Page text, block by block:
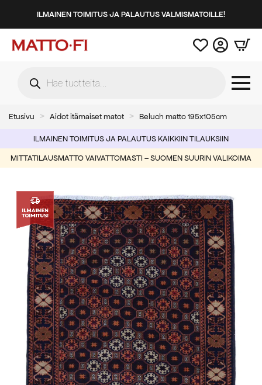
ILMAINEN TOIMITUS JA PALAUTUS VALMISMATOILLE!
search
Etusivu Aidot itämaiset matot Beluch matto 195x105cm
ILMAINEN TOIMITUS JA PALAUTUS KAIKKIIN TILAUKSIIN
MITTATILAUSMATTO VAIVATTOMASTI – SUOMEN SUURIN VALIKOIMA
-41%